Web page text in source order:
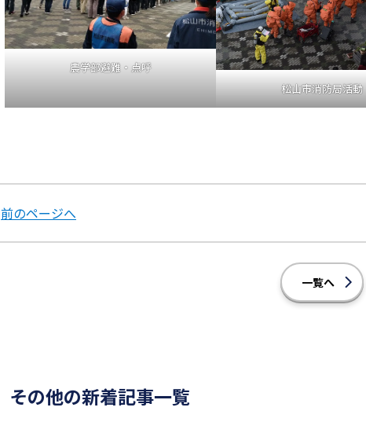
農学部避難・点呼
松山市消防局活動
前のページへ
一覧へ
その他の新着記事一覧